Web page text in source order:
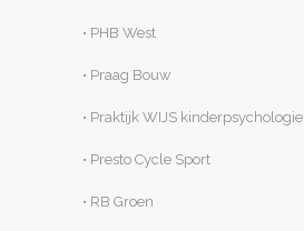
• PHB West
• Praag Bouw
• Praktijk WIJS kinderpsychologie
• Presto Cycle Sport
• RB Groen